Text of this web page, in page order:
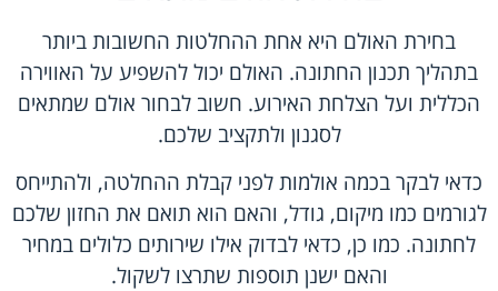
בחירת האולם היא אחת ההחלטות החשובות ביותר
בתהליך תכנון החתונה. האולם יכול להשפיע על האווירה
הכללית ועל הצלחת האירוע. חשוב לבחור אולם שמתאים
לסגנון ולתקציב שלכם.
כדאי לבקר בכמה אולמות לפני קבלת ההחלטה, ולהתייחס
לגורמים כמו מיקום, גודל, והאם הוא תואם את החזון שלכם
לחתונה. כמו כן, כדאי לבדוק אילו שירותים כלולים במחיר
והאם ישנן תוספות שתרצו לשקול.